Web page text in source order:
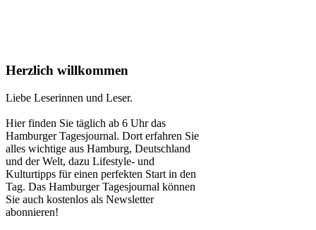
Herzlich willkommen
Liebe Leserinnen und Leser.
Hier finden Sie täglich ab 6 Uhr das
Hamburger Tagesjournal. Dort erfahren Sie
alles wichtige aus Hamburg, Deutschland
und der Welt, dazu Lifestyle- und
Kulturtipps für einen perfekten Start in den
Tag. Das Hamburger Tagesjournal können
Sie auch kostenlos als Newsletter
abonnieren!